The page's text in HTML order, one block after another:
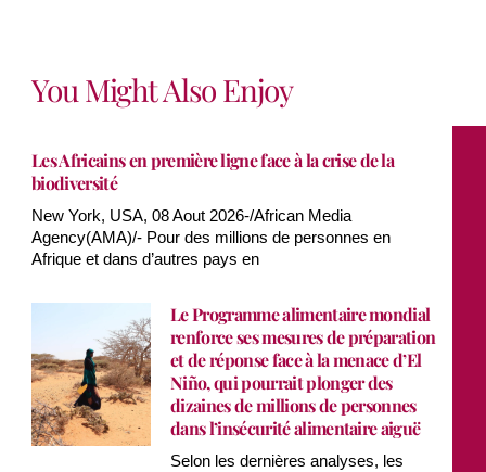
You Might Also Enjoy
Les Africains en première ligne face à la crise de la
biodiversité
New York, USA, 08 Aout 2026-/African Media
Agency(AMA)/- Pour des millions de personnes en
Afrique et dans d’autres pays en
Le Programme alimentaire mondial
renforce ses mesures de préparation
et de réponse face à la menace d’El
Niño, qui pourrait plonger des
dizaines de millions de personnes
dans l’insécurité alimentaire aiguë
Selon les dernières analyses, les